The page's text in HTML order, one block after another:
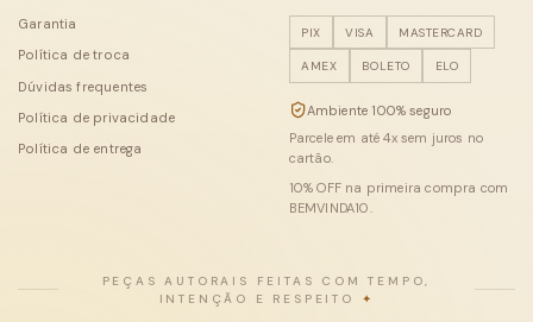
Garantia
Política de troca
Dúvidas frequentes
Política de privacidade
Política de entrega
PIX VISA MASTERCARD
AMEX BOLETO ELO
Ambiente 100% seguro
Parcele em até4x sem juros no
cartão.
10% OFF na primeira compra com
BEMVINDA10
PEÇAS AUTORAIS FEITAS COM TEMPO,
INTENÇÃO E RESPEITO
✦